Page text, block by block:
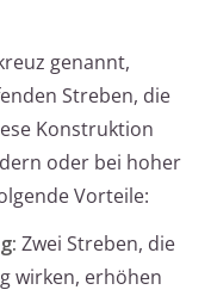
genannt,
Streben, die
Konstruktion
oder bei hoher
Vorteile:
Zwei Streben, die
wirken, erhöhen